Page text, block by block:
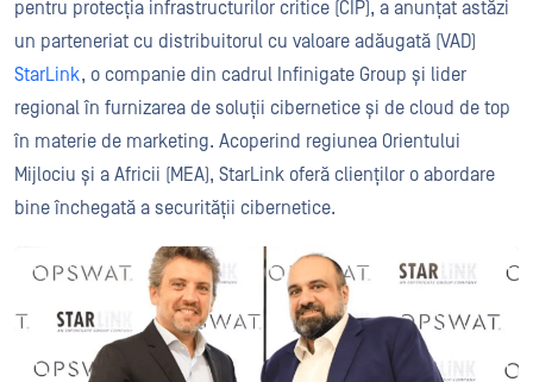
pentru protecția infrastructurilor critice (CIP), a anunțat astăzi
un parteneriat cu distribuitorul cu valoare adăugată (VAD)
StarLink, o companie din cadrul Infinigate Group și lider
regional în furnizarea de soluții cibernetice și de cloud de top
în materie de marketing. Acoperind regiunea Orientului
Mijlociu și a Africii (MEA), StarLink oferă clienților o abordare
bine închegată a securității cibernetice.